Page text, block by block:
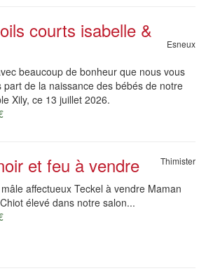
courts isabelle &
Esneux
beaucoup de bonheur que nous vous
part de la naissance des bébés de notre
Xily, ce 13 juillet 2026.
et feu à vendre Thimister
affectueux Teckel à vendre Maman
élevé dans notre salon...